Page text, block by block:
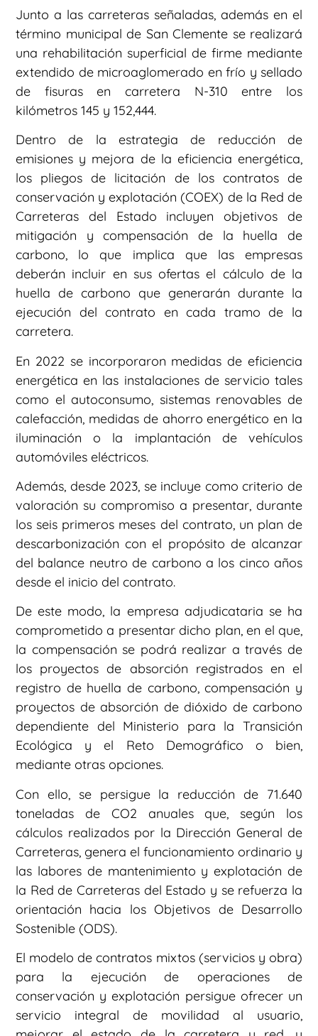
Junto a las carreteras señaladas, además en el
término municipal de San Clemente se realizará
una rehabilitación superficial de firme mediante
extendido de microaglomerado en frío y sellado
de fisuras en carretera N-310 entre los
kilómetros 145 y 152,444.
Dentro de la estrategia de reducción de
emisiones y mejora de la eficiencia energética,
los pliegos de licitación de los contratos de
conservación y explotación (COEX) de la Red de
Carreteras del Estado incluyen objetivos de
mitigación y compensación de la huella de
carbono, lo que implica que las empresas
deberán incluir en sus ofertas el cálculo de la
huella de carbono que generarán durante la
ejecución del contrato en cada tramo de la
carretera.
En 2022 se incorporaron medidas de eficiencia
energética en las instalaciones de servicio tales
como el autoconsumo, sistemas renovables de
calefacción, medidas de ahorro energético en la
iluminación o la implantación de vehículos
automóviles eléctricos.
Además, desde 2023, se incluye como criterio de
valoración su compromiso a presentar, durante
los seis primeros meses del contrato, un plan de
descarbonización con el propósito de alcanzar
del balance neutro de carbono a los cinco años
desde el inicio del contrato.
De este modo, la empresa adjudicataria se ha
comprometido a presentar dicho plan, en el que,
la compensación se podrá realizar a través de
los proyectos de absorción registrados en el
registro de huella de carbono, compensación y
proyectos de absorción de dióxido de carbono
dependiente del Ministerio para la Transición
Ecológica y el Reto Demográfico o bien,
mediante otras opciones.
Con ello, se persigue la reducción de 71.640
toneladas de CO2 anuales que, según los
cálculos realizados por la Dirección General de
Carreteras, genera el funcionamiento ordinario y
las labores de mantenimiento y explotación de
la Red de Carreteras del Estado y se refuerza la
orientación hacia los Objetivos de Desarrollo
Sostenible (ODS).
El modelo de contratos mixtos (servicios y obra)
para la ejecución de operaciones de
conservación y explotación persigue ofrecer un
servicio integral de movilidad al usuario,